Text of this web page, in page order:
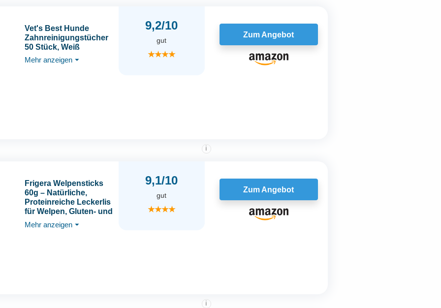
Vet's Best Hunde
Zahnreinigungstücher
50 Stück, Weiß
Mehr anzeigen ⏷
9,2/10
gut
★★★★
Zum Angebot
Frigera Welpensticks
60g – Natürliche,
Proteinreiche Leckerlis
für Welpen, Gluten- und
Getreidefrei,
Hochwertige
Mehr anzeigen ⏷
9,1/10
i
gut
★★★★
Zum Angebot
i